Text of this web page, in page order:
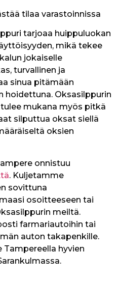
tilaa varastoinnissa
tarjoaa huippuluokan
mikä tekee
jokaiselle
turvallinen ja
sinua pitämään
hoidettuna. Oksasilppurin
mukana myös pitkä
silputtua oksat siellä
oksien
onnistuu
. Kuljetamme
sovittuna
osoitteeseen tai
meiltä.
farmariautoihin tai
auton takapenkille.
hyvien